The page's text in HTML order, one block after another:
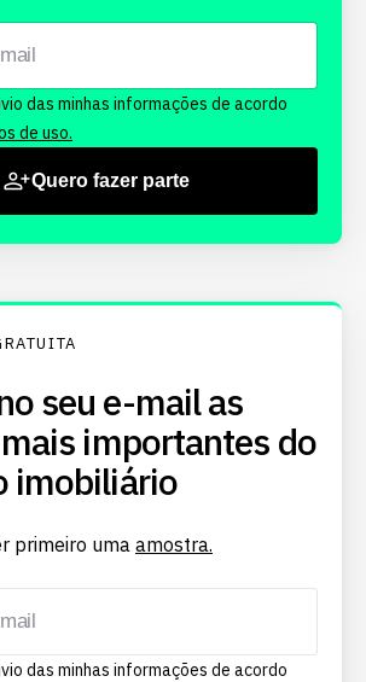
das minhas informações de acordo
de uso.
Quero fazer parte
seu e-mail as
importantes do
imobiliário
primeiro uma amostra.
das minhas informações de acordo